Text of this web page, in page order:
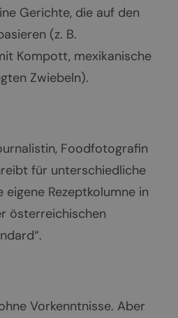
Gerichte, die auf den
(z. B.
Kompott, mexikanische
Zwiebeln).
Foodfotografin
für unterschiedliche
eigene Rezeptkolumne in
österreichischen
Vorkenntnisse. Aber